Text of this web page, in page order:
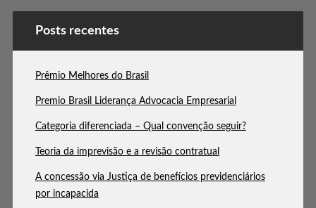
Posts recentes
Prêmio Melhores do Brasil
Premio Brasil Liderança Advocacia Empresarial
Categoria diferenciada – Qual convenção seguir?
Teoria da imprevisão e a revisão contratual
A concessão via Justiça de benefícios previdenciários
por incapacida